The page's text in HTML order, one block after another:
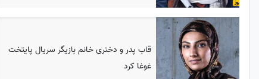
قاب پدر و دختری خانم بازیگر سریال پایتخت
غوغا کرد